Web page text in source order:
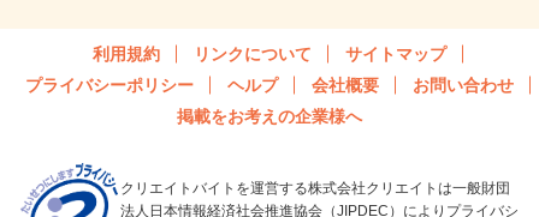
利用規約 リンクについて
サイトマップ
プライバシーポリシー
ヘルプ 会社概要
お問い合わせ
掲載をお考えの企業様へ
クリエイトバイトを運営する株式会社クリエイトは一般財団
法人日本情報経済社会推進協会（JIPDEC）によりプライバシ